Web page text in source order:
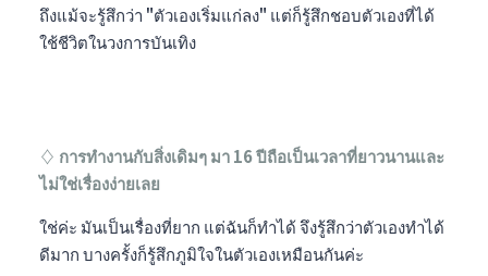
ถึงแม้จะรู้สึกว่า "ตัวเองเริ่มแก่ลง" แต่ก็รู้สึกชอบตัวเองที่ได้
ใช้ชีวิตในวงการบันเทิง
♢ การทำงานกับสิ่งเดิมๆ มา 16 ปีถือเป็นเวลาที่ยาวนานและ
ไม่ใช่เรื่องง่ายเลย
ใช่ค่ะ มันเป็นเรื่องที่ยาก แต่ฉันก็ทำได้ จึงรู้สึกว่าตัวเองทำได้
ดีมาก บางครั้งก็รู้สึกภูมิใจในตัวเองเหมือนกันค่ะ